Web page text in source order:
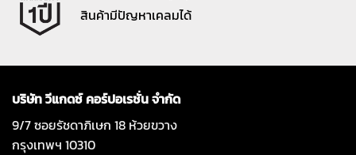
สินค้ามีปัญหาเคลมได้
บริษัท วีแกดซ์ คอร์ปอเรชั่น จำกัด
9/7 ซอยรัชดาภิเษก 18 ห้วยขวาง
กรุงเทพฯ 10310